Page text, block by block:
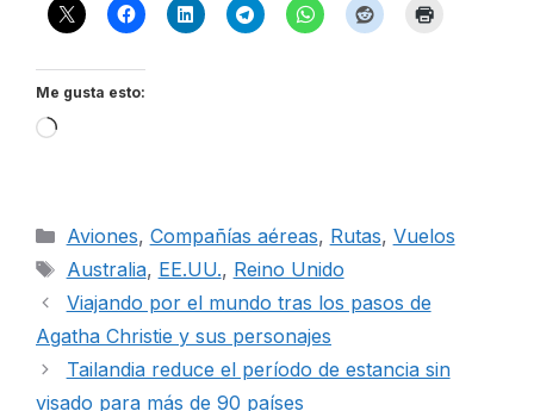
Me gusta esto:
Cargando...
Categorías
Aviones, Compañías aéreas, Rutas, Vuelos
Etiquetas
Australia, EE.UU., Reino Unido
Viajando por el mundo tras los pasos de
Agatha Christie y sus personajes
Tailandia reduce el período de estancia sin
visado para más de 90 países